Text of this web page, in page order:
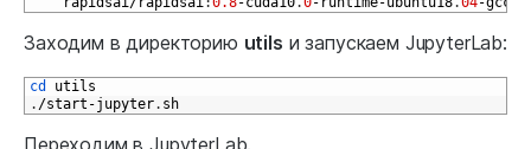
Заходим в директорию utils и запускаем JupyterLab:
cd utils
. /start -jupyter. sh